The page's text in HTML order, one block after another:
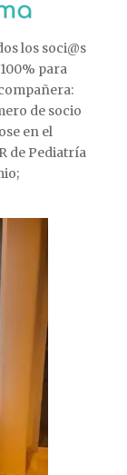
los soci@s
para
de socio
en el
de Pediatría